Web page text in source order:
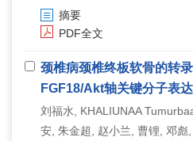
摘要
PDF全文
颈椎病颈椎终板软骨的转
FGF18/Akt轴关键分子表
刘福水, KHALIUNAA
安, 朱金超, 赵小兰, 曹锂, 邓彪